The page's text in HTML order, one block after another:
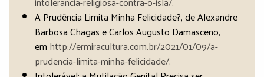
A Prudência Limita Minha Felicidade?, de Alexandre
Barbosa Chagas e Carlos Augusto Damasceno,
em http://ermiracultura.com.br/2021/01/09/a-
prudencia-limita-minha-felicidade/.